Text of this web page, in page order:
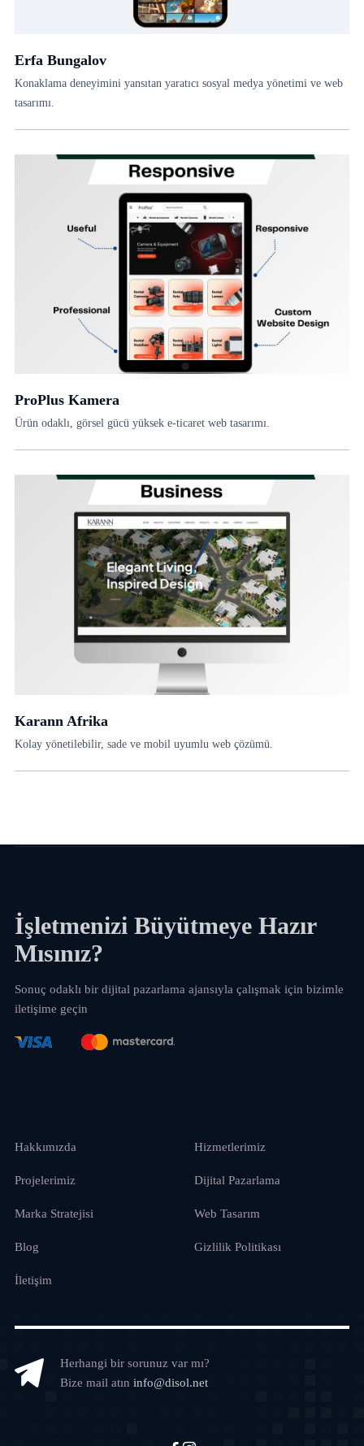
Erfa Bungalov
Konaklama deneyimini yansıtan yaratıcı sosyal medya yönetimi ve web
tasarımı.
ProPlus Kamera
Ürün odaklı, görsel gücü yüksek e-ticaret web tasarımı.
Karann Afrika
Kolay yönetilebilir, sade ve mobil uyumlu web çözümü.
İşletmenizi Büyütmeye Hazır
Mısınız?
Sonuç odaklı bir dijital pazarlama ajansıyla çalışmak için bizimle
iletişime geçin
Hakkımızda Hizmetlerimiz
Projelerimiz Dijital Pazarlama
Marka Stratejisi Web Tasarım
Blog Gizlilik Politikası
İletişim
Herhangi bir sorunuz var mı?
Bize mail atın info@disol.net